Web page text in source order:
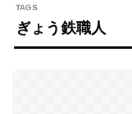
ぎょう鉄職人